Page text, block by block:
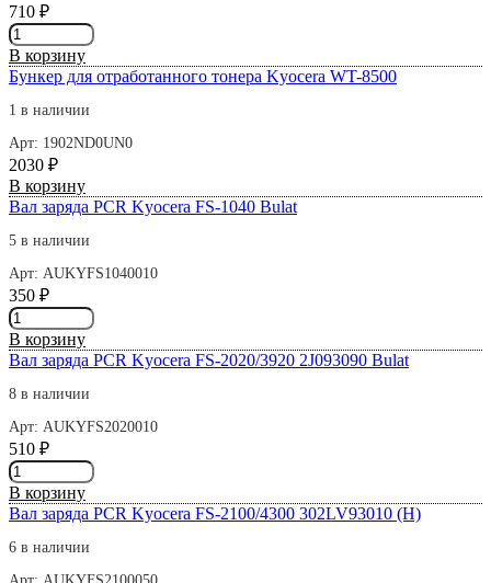
отработанного
тонера
710 ₽
Количество
товара
Актуатор
наличия
бумаги
302LV24100
В корзину
Бункер для отработанного тонера Kyocera WT-8500
1 в наличии
Арт: 1902ND0UN0
2030 ₽
Количество
товара
для
отработанного
тонера
Kyocera
WT-
8500
В корзину
Вал заряда PCR Kyocera FS-1040 Bulat
5 в наличии
Арт: AUKYFS1040010
350 ₽
Количество
товара
Вал
заряда
PCR
FS-
1040
Bulat
В корзину
Вал заряда PCR Kyocera FS-2020/3920 2J093090 Bulat
8 в наличии
Арт: AUKYFS2020010
510 ₽
Количество
товара
Вал
заряда
PCR
В корзину
Вал заряда PCR Kyocera FS-2100/4300 302LV93010 (H)
6 в наличии